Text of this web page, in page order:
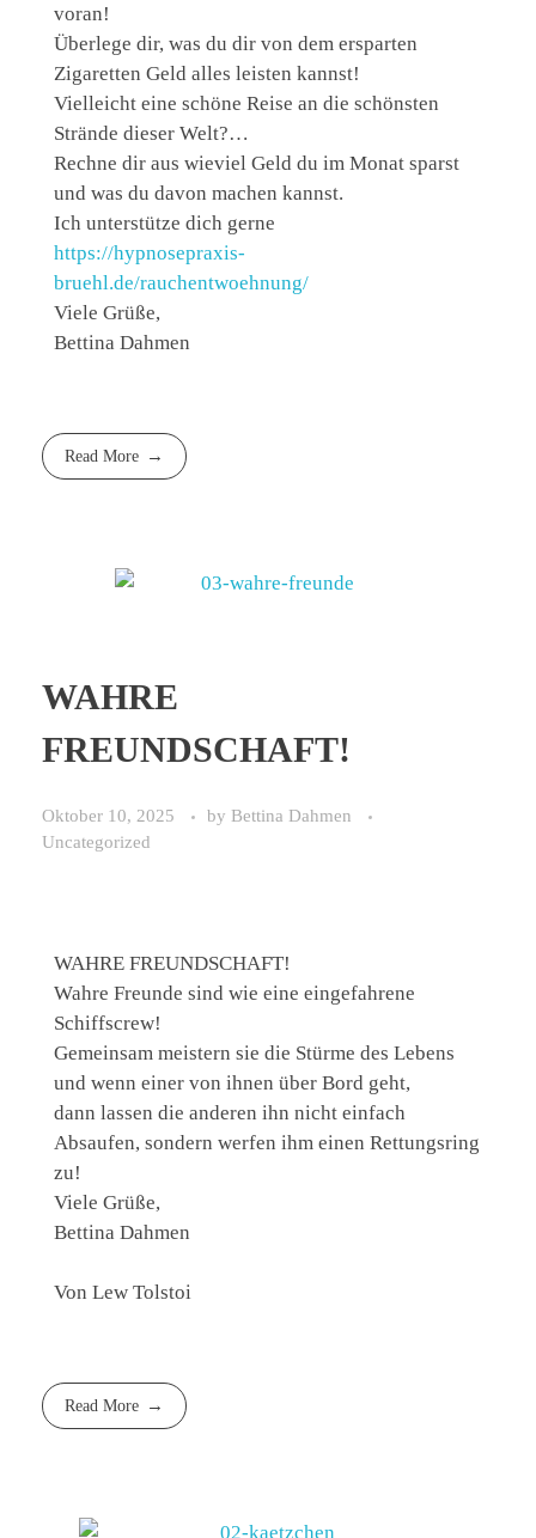
voran!
Überlege dir, was du dir von dem ersparten
Zigaretten Geld alles leisten kannst!
Vielleicht eine schöne Reise an die schönsten
Strände dieser Welt?…
Rechne dir aus wieviel Geld du im Monat sparst
und was du davon machen kannst.
Ich unterstütze dich gerne
https://hypnosepraxis-
bruehl.de/rauchentwoehnung/
Viele Grüße,
Bettina Dahmen
Read More
WAHRE
FREUNDSCHAFT!
Oktober 10, 2025 by Bettina Dahmen
Uncategorized
WAHRE FREUNDSCHAFT!
Wahre Freunde sind wie eine eingefahrene
Schiffscrew!
Gemeinsam meistern sie die Stürme des Lebens
und wenn einer von ihnen über Bord geht,
dann lassen die anderen ihn nicht einfach
Absaufen, sondern werfen ihm einen Rettungsring
zu!
Viele Grüße,
Bettina Dahmen
Von Lew Tolstoi
Read More